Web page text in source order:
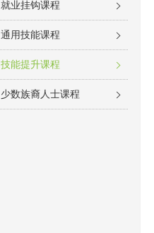
就业挂钩课程
通用技能课程
技能提升课程
少数族裔人士课程